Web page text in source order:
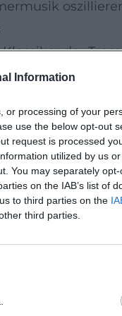
Information
or processing of your
use the below opt-out
request is processed
utilized by us
You may separately
on the IAB’s list of
to third parties on the
third parties.
der
Jahres“
Dizzy Gillespie
mit dem 20.
Kapitel setzt